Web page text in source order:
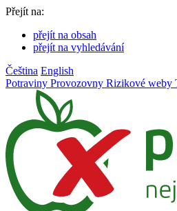
Přejít na:
přejít na obsah
přejít na vyhledávání
Čeština English
Potraviny Provozovny Rizikové weby